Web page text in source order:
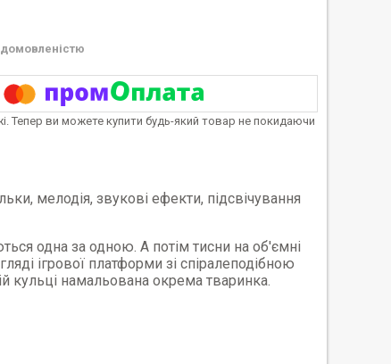
Тепер ви можете купити будь-який товар не покидаючи
мелодія, звукові ефекти, підсвічування
одна за одною. А потім тисни на об'ємні
ігрової платформи зі спіралеподібною
кульці намальована окрема тваринка.